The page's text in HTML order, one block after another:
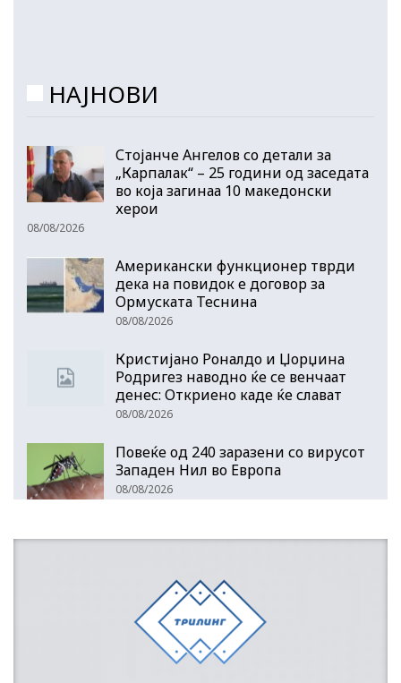
НАЈНОВИ
Стојанче Ангелов со детали за
„Карпалак“ – 25 години од заседата
во која загинаа 10 македонски
херои
08/08/2026
Американски функционер тврди
дека на повидок е договор за
Ормуската Теснина
08/08/2026
Кристијано Роналдо и Џорџина
Родригез наводно ќе се венчаат
денес: Откриено каде ќе слават
08/08/2026
Повеќе од 240 заразени со вирусот
Западен Нил во Европа
08/08/2026